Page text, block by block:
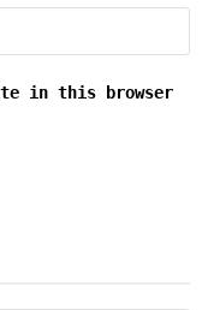
in this browser